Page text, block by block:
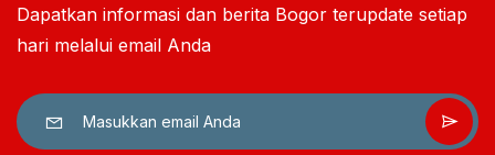
Dapatkan informasi dan berita Bogor terupdate setiap
hari melalui email Anda